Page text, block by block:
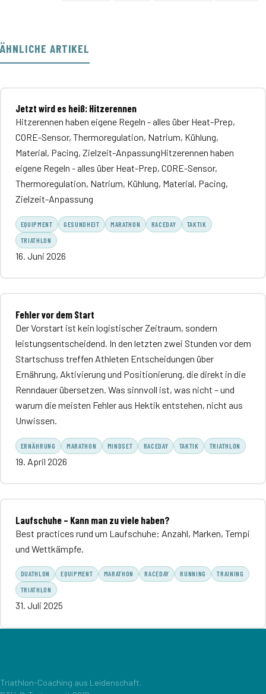
ÄHNLICHE ARTIKEL
Jetzt wird es heiß: Hitzerennen
Hitzerennen haben eigene Regeln - alles über Heat-Prep,
CORE-Sensor, Thermoregulation, Natrium, Kühlung,
Material, Pacing, Zielzeit-AnpassungHitzerennen haben
eigene Regeln - alles über Heat-Prep, CORE-Sensor,
Thermoregulation, Natrium, Kühlung, Material, Pacing,
Zielzeit-Anpassung
EQUIPMENT GESUNDHEIT MARATHON RACEDAY
TAKTIK
TRIATHLON
16. Juni 2026
Fehler vor dem Start
Der Vorstart ist kein logistischer Zeitraum, sondern
leistungsentscheidend. In den letzten zwei Stunden vor dem
Startschuss treffen Athleten Entscheidungen über
Ernährung, Aktivierung und Positionierung, die direkt in die
Renndauer übersetzen. Was sinnvoll ist, was nicht – und
warum die meisten Fehler aus Hektik entstehen, nicht aus
Unwissen.
ERNÄHRUNG MARATHON MINDSET RACEDAY TAKTIK TRIATHLON
19. April 2026
Laufschuhe – Kann man zu viele haben?
Best practices rund um Laufschuhe: Anzahl, Marken, Tempi
und Wettkämpfe.
DUATHLON EQUIPMENT MARATHON RACEDAY RUNNING
TRAINING
TRIATHLON
31. Juli 2025
Triathlon-Coaching aus Leidenschaft.